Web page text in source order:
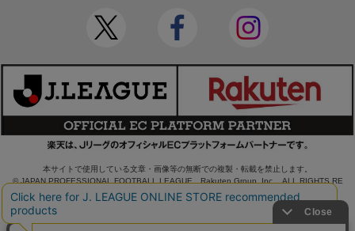
本サイトで使用している文章・画像等の無断での複製・転載を禁止します。
© JAPAN PROFESSIONAL FOOTBALL LEAGUE Rakuten Group, Inc. ALL RIGHTS RE
SERVED.